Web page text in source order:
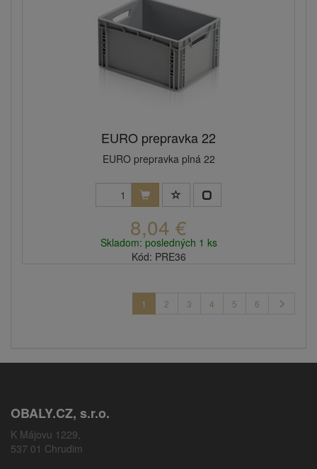
EURO prepravka 22
EURO prepravka plná 22
8,04 €
Skladom: posledných 1 ks
Kód: PRE36
1 2 3 4 5 6
OBALY.CZ, s.r.o.
K Májovu 1229,
537 01 Chrudim